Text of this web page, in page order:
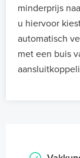
minderprijs
u hiervoor
automatisch
met een buis